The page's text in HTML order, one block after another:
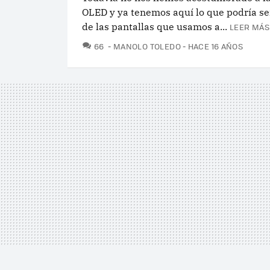
OLED y ya tenemos aquí lo que podría
de las pantallas que usamos a... LEER
66 COMENTARIOS
MANOLO TOLEDO HACE 16 AÑOS